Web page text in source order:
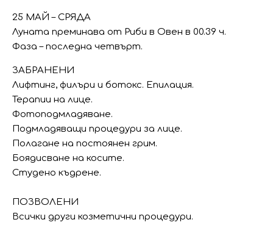
25 МАЙ – СРЯДА
Луната преминава от Риби в Овен в 00.39 ч.
Фаза – последна четвърт.
ЗАБРАНЕНИ
Лифтинг, филъри и ботокс. Епилация.
Терапии на лице.
Фотоподмладяване.
Подмладяващи процедури за лице.
Полагане на постоянен грим.
Боядисване на косите.
Студено къдрене.
ПОЗВОЛЕНИ
Всички други козметични процедури.